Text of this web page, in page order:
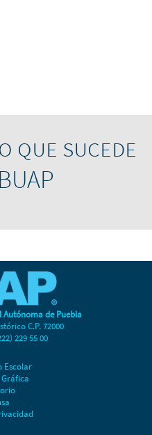
que sucede
de Puebla
C.P. 72000
229 55 00
Escolar